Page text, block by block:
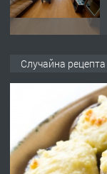
ПРЕДЛАГА
Случайна рецепта